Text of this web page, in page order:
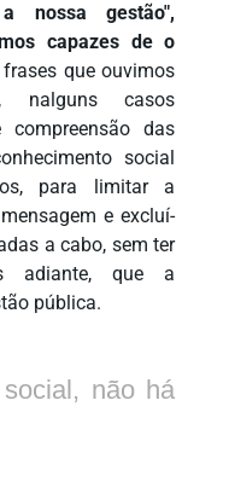
nossa gestão",
capazes de o
que ouvimos
nalguns casos
das
social
para limitar a
e excluí-
a cabo, sem ter
adiante, que a
pública.
não há